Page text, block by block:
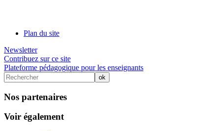
Plan du site
Newsletter
Contribuez sur ce site
Plateforme pédagogique pour les enseignants
Nos partenaires
Voir également